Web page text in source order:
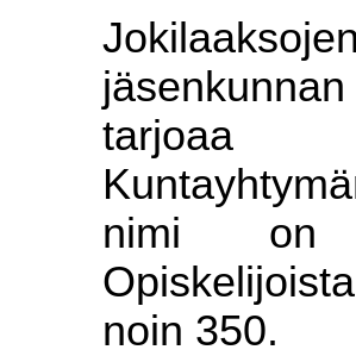
tarjoaa
nimi on
noin 350.